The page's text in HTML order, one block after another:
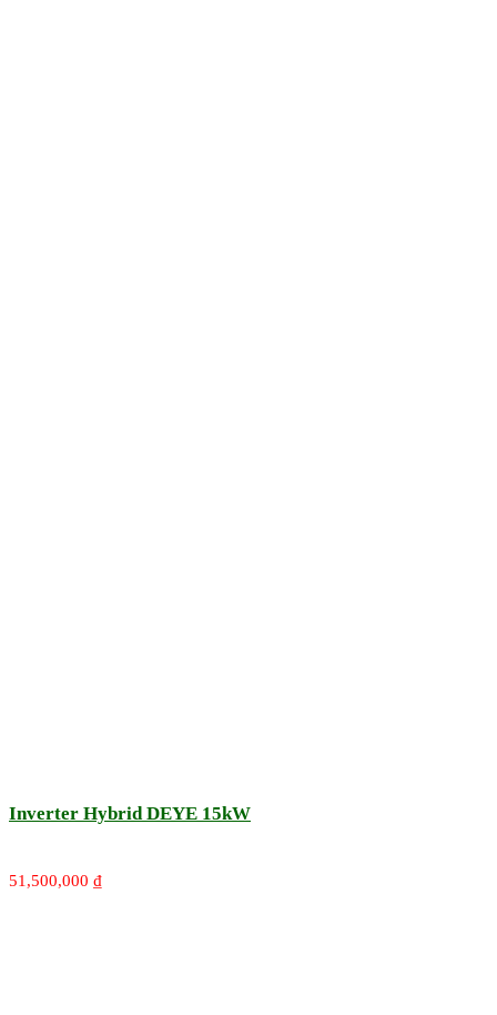
Inverter Hybrid DEYE 15kW
51,500,000 ₫